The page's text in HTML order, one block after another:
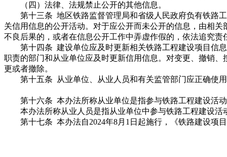
（四）法律、法规禁止公开的其他信息。
第十三条 地区铁路监督管理局和省级人民政府负有铁路工
关信用信息的公开活动。对于应公开而未公开的信息，由相
不良后果的，或者在信息公开工作中弄虚作假的，依法追究责
第十四条 建设单位应及时更新相关铁路工程建设项目信息
职责的部门和从业单位应及时更新信用信息。对变更、撤销
更或者撤除。
第十五条 从业单位、从业人员和有关监管部门应正确使用
第十六条 本办法所称从业单位是指参与铁路工程建设活动
本办法所称从业人员是指从业单位中参与铁路工程建设活
第十七条 本办法自2024年8月1日起施行，《铁路建设项目